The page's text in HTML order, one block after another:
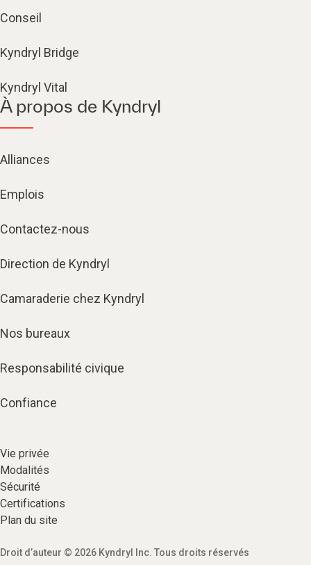
Conseil
Kyndryl Bridge
Kyndryl Vital
À propos de Kyndryl
Alliances
Emplois
Contactez-nous
Direction de Kyndryl
Camaraderie chez Kyndryl
Nos bureaux
Responsabilité civique
Confiance
Vie privée​
Modalités
Sécurité​
Certifications
Plan du site​
Droit d’auteur © 2026 Kyndryl Inc. Tous droits réservés​